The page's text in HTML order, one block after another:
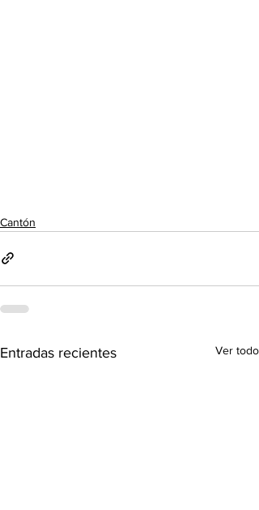
Cantón
Entradas recientes Ver todo